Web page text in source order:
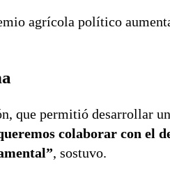
agrícola político
que permitió desarrollar
colaborar con el
, sostuvo.